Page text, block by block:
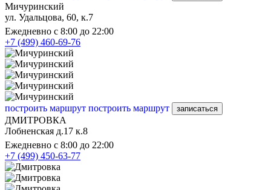
Мичуринский
ул. Удальцова, 60, к.7
Ежедневно с 8:00 до 22:00
+7 (499) 460-69-76
построить маршрут построить маршрут записаться
ДМИТРОВКА
Лобненская д.17 к.8
Ежедневно с 8:00 до 22:00
+7 (499) 450-63-77